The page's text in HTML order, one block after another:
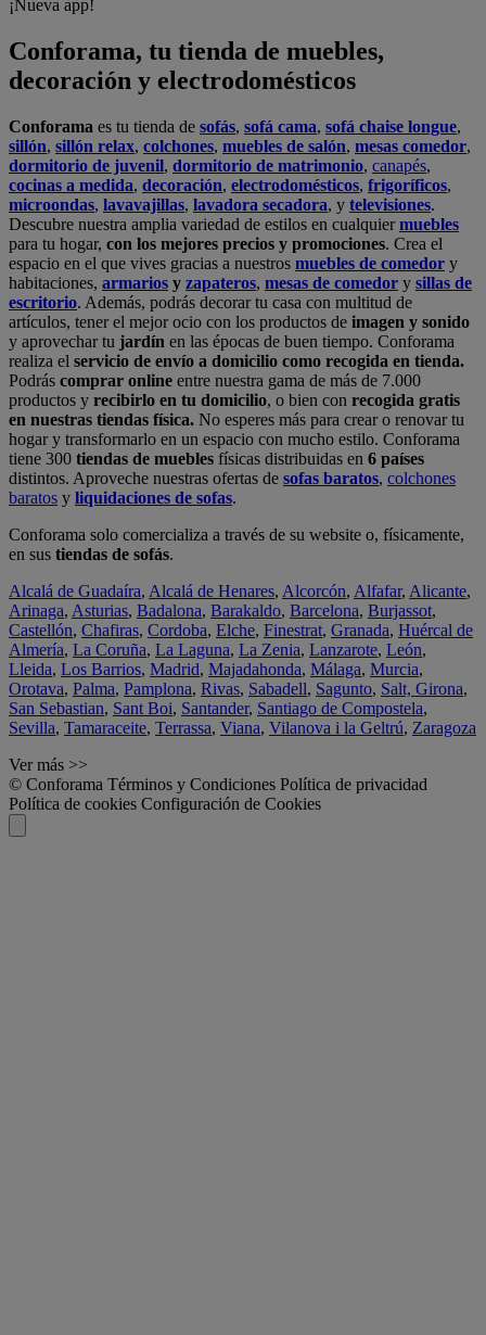
¡Nueva app!
Conforama, tu tienda de muebles,
decoración y electrodomésticos
Conforama es tu tienda de sofás, sofá cama, sofá chaise longue,
sillón, sillón relax, colchones, muebles de salón, mesas comedor,
dormitorio de juvenil, dormitorio de matrimonio, canapés,
cocinas a medida, decoración, electrodomésticos, frigoríficos,
microondas, lavavajillas, lavadora secadora, y televisiones.
Descubre nuestra amplia variedad de estilos en cualquiermuebles
para tu hogar, con los mejores precios y promociones. Crea el
espacio en el que vives gracias a nuestros muebles de comedor y
habitaciones, armarios y zapateros, mesas de comedor y sillas de
escritorio. Además, podrás decorar tu casa con multitud de
artículos, tener el mejor ocio con los productos de imagen y sonido
y aprovechar tu jardín en las épocas de buen tiempo. Conforama
realiza el servicio de envío a domicilio como recogida en tienda.
Podrás comprar online entre nuestra gama de más de 7.000
productos y recibirlo en tu domicilio, o bien con recogida gratis
en nuestras tiendas física. No esperes más para crear o renovar tu
hogar y transformarlo en un espacio con mucho estilo. Conforama
tiene 300 tiendas de muebles físicas distribuidas en 6 países
distintos. Aproveche nuestras ofertas de sofas baratos, colchones
baratos y liquidaciones de sofas.
Conforama solo comercializa a través de su website o, físicamente,
en sus tiendas de sofás.
Alcalá de Guadaíra, Alcalá de Henares, Alcorcón, Alfafar, Alicante,
Arinaga, Asturias, Badalona, Barakaldo, Barcelona, Burjassot,
Castellón, Chafiras, Cordoba, Elche, Finestrat, Granada, Huércal de
Almería, La Coruña, La Laguna, La Zenia, Lanzarote, León,
Lleida, Los Barrios, Madrid, Majadahonda, Málaga, Murcia,
Orotava, Palma, Pamplona, Rivas, Sabadell, Sagunto, Salt, Girona,
San Sebastian, Sant Boi, Santander, Santiago de Compostela,
Sevilla, Tamaraceite, Terrassa, Viana, Vilanova i la Geltrú, Zaragoza
Ver más >>
© Conforama Términos y Condiciones Política de privacidad
Política de cookies Configuración de Cookies